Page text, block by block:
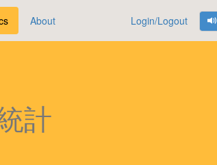
About Login/Logout
計